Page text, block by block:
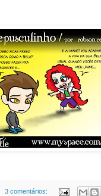
3 comentários: